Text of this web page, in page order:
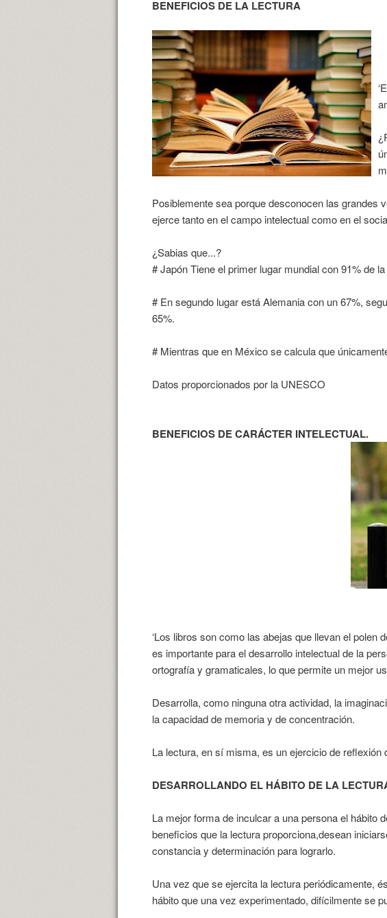
BENEFICIOS DE LA LECTURA
Posiblemente sea porque desconocen las grandes
ejerce tanto en el campo intelectual como en el
¿Sabias que...?
# Japón Tiene el primer lugar mundial con 91% de
# En segundo lugar está Alemania con un 67%,
65%.
# Mientras que en México se calcula que
Datos proporcionados por la UNESCO
BENEFICIOS DE CARÁCTER INTELECTUAL.
‘Los libros son como las abejas que llevan el polen
es importante para el desarrollo intelectual de la
ortografía y gramaticales, lo que permite un mejor
Desarrolla, como ninguna otra actividad, la
la capacidad de memoria y de concentración.
La lectura, en sí misma, es un ejercicio de reflexión
DESARROLLANDO EL HÁBITO DE LA
La mejor forma de inculcar a una persona el hábito
beneficios que la lectura proporciona,desean
constancia y determinación para lograrlo.
Una vez que se ejercita la lectura periódicamente,
hábito que una vez experimentado, difícilmente se